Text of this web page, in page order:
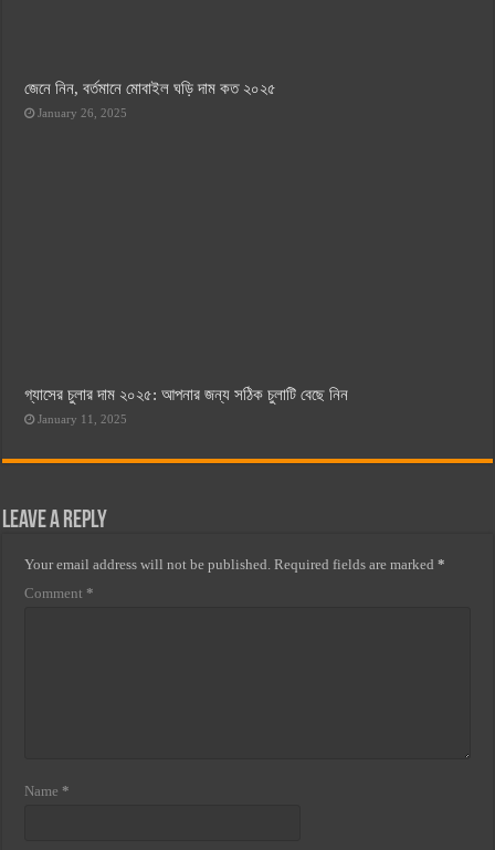
জেনে নিন, বর্তমানে মোবাইল ঘড়ি দাম কত ২০২৫
January 26, 2025
গ্যাসের চুলার দাম ২০২৫: আপনার জন্য সঠিক চুলাটি বেছে নিন
January 11, 2025
Leave a Reply
Your email address will not be published. Required fields are marked*
Comment *
Name *